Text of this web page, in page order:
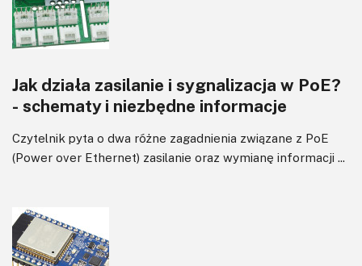
Jak działa zasilanie i sygnalizacja w PoE?
- schematy i niezbędne informacje
Czytelnik pyta o dwa różne zagadnienia związane z PoE
(Power over Ethernet) zasilanie oraz wymianę informacji ...